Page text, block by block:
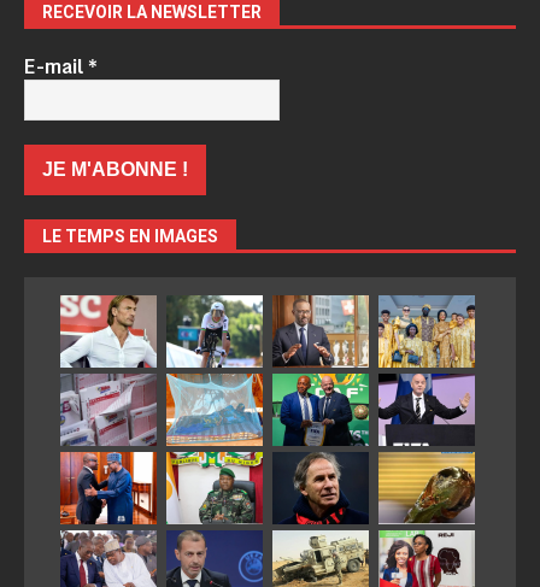
RECEVOIR LA NEWSLETTER
E-mail*
LE TEMPS EN IMAGES